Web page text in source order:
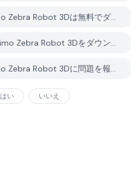
PGYER APK HUBのPolice limo Zebra Robot 3Dは無料でダウンロードできますか？
PGYER APK HUBからPolice limo Zebra Robot 3Dをダウンロードするにはアカウントが必要ですか？
PGYER APK HUBのPolice limo Zebra Robot 3Dに問題を報告する方法は？
はい いいえ